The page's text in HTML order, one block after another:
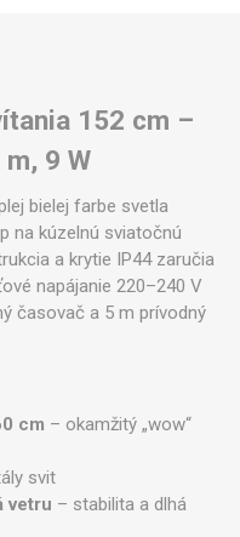
152 cm –
9 W
bielej farbe svetla
na kúzelnú sviatočnú
a krytie IP44 zaručia
napájanie 220–240 V
časovač a 5 m prívodný
cm – okamžitý „wow“
svit
vetru – stabilita a dlhá